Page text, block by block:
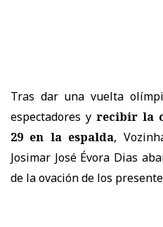
Tras dar una vuelta
espectadores y recibir la
29 en la espalda,
Josimar José Évora Dias
de la ovación de los